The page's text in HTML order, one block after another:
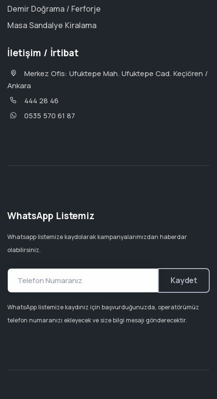
Demir Doğrama / Ferforje
Masa Sandalye Kiralama
İletişim / İrtibat
Merkez Ofis: Ufuktepe Mah. Ufuktepe Cad. Keçiören /
Ankara
444 28 46
0535 570 61 87
WhatsApp Listemiz
Whatsapp listemize kaydolarak kampanyalarımızdan haberdar
olabilirsiniz.
Kaydet
WhatsApp listemize kaydınız için başvurduğunuzda, operatörümüz
telefon numaranızı ekleyecek ve size bilgi mesajı gönderecektir.